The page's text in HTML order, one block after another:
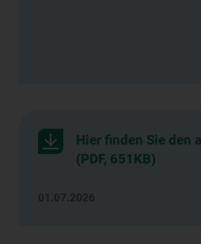
Hier finden Sie den
(PDF, 651KB)
01.07.2026